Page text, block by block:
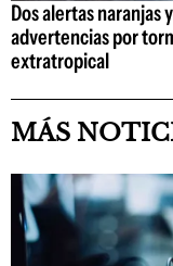
Dos alertas naranjas
advertencias por
extratropical
MÁS